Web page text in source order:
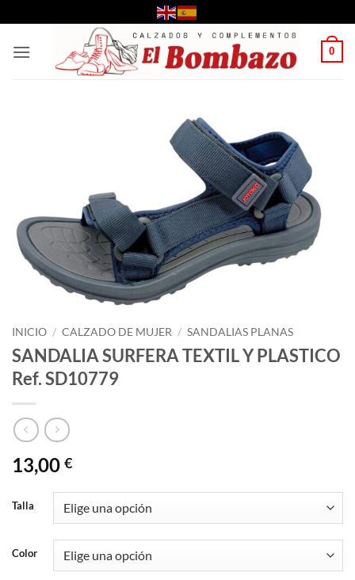
al
contenido
0
INICIO / CALZADO DE MUJER / SANDALIAS PLANAS
SANDALIA SURFERA TEXTIL Y PLASTICO
Ref. SD10779
13,00 €
Talla
Color